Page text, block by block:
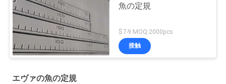
魚の定規
$7-9 MOQ:2000pcs
接触
エヴァの魚の定規